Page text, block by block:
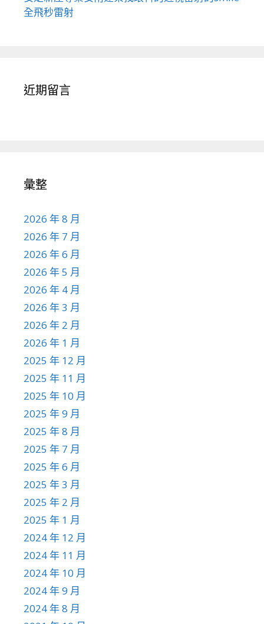
全飛秒雷射
近期留言
彙整
2026 年 8 月
2026 年 7 月
2026 年 6 月
2026 年 5 月
2026 年 4 月
2026 年 3 月
2026 年 2 月
2026 年 1 月
2025 年 12 月
2025 年 11 月
2025 年 10 月
2025 年 9 月
2025 年 8 月
2025 年 7 月
2025 年 6 月
2025 年 3 月
2025 年 2 月
2025 年 1 月
2024 年 12 月
2024 年 11 月
2024 年 10 月
2024 年 9 月
2024 年 8 月